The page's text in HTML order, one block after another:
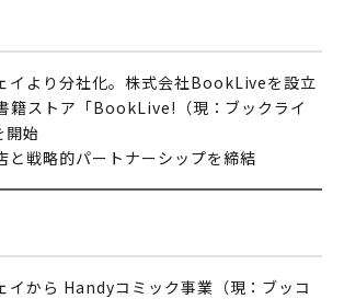
より分社化。株式会社BookLiveを設立
トア「BookLive!（現：ブックライ
開始
戦略的パートナーシップを締結
から Handyコミック事業（現：ブッコ